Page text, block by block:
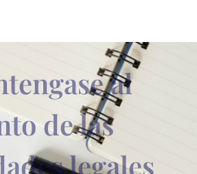
al
de las
legales